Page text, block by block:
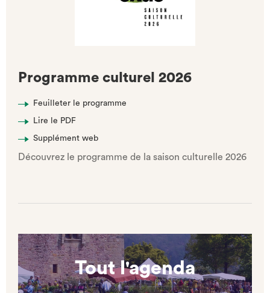
Programme culturel 2026
Découvrez le programme de la saison culturelle 2026
Feuilleter le programme
Lire le PDF
Supplément web
Tout l'agenda